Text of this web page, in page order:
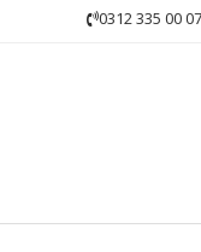
0312 335 00 07